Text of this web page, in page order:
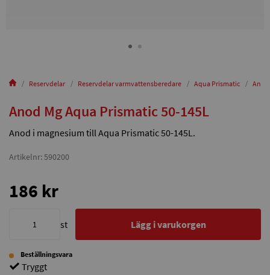
Reservdelar Reservdelar varmvattensberedare Aqua Prismatic Anod
Anod Mg Aqua Prismatic 50-145L
Anod i magnesium till Aqua Prismatic 50-145L.
Artikelnr: 590200
186 kr
st Lägg i varukorgen
Beställningsvara
Tryggt